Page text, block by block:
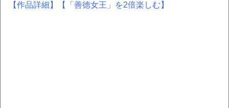
【作品詳細】 【「善徳女王」を2倍楽しむ】